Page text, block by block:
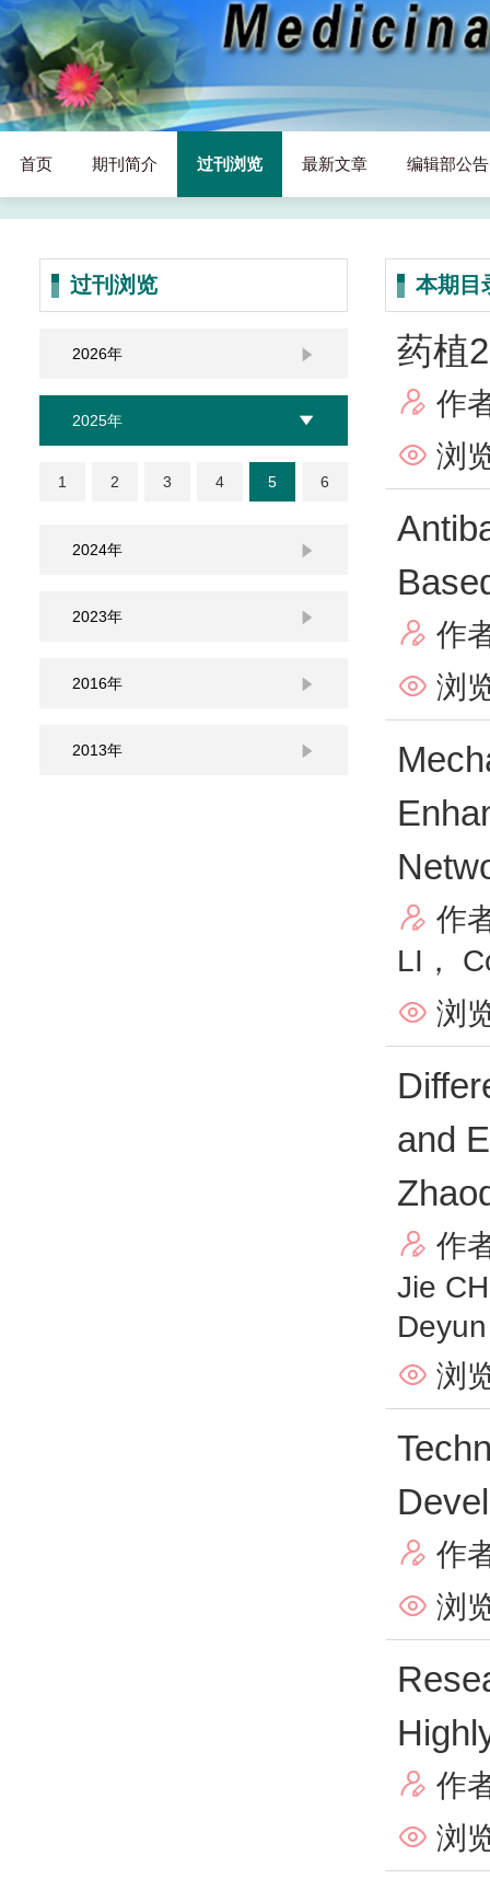
首页 期刊简介 过刊浏览 最新文章 编辑部公告
过刊浏览
2026年 
2025年 
1 2 3 4 5 6
2024年 
2023年 
2016年 
2013年 
本期目
药植
 作
 浏
 作
 浏
 作
LI，
 浏
and
 作
Jie
 浏
 作
 浏
 作
 浏